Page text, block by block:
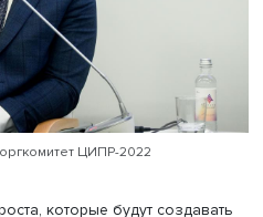
на отечественное
на 300%, подчеркнул
обеспечения у
много еще предстоит